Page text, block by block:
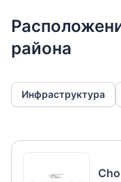
района
Инфраструктура